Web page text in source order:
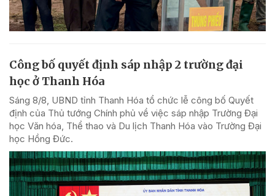
Công bố quyết định sáp nhập 2 trường đại
học ở Thanh Hóa
Sáng 8/8, UBND tỉnh Thanh Hóa tổ chức lễ công bố Quyết
định của Thủ tướng Chính phủ về việc sáp nhập Trường Đại
học Văn hóa, Thể thao và Du lịch Thanh Hóa vào Trường Đại
học Hồng Đức.